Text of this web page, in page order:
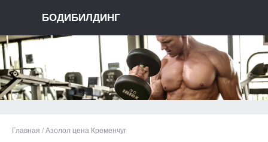
БОДИБИЛДИНГ
Главная / Азолол цена Кременчуг